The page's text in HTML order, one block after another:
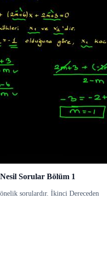
Sorular Bölüm 1
sorulardır. İkinci Dereceden